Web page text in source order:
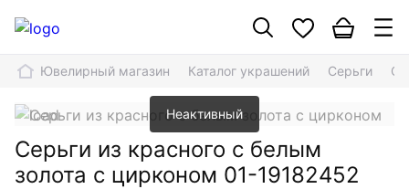
Ювелирный магазин Каталог украшений Серьги
Неактивный
Серьги из красного с белым
золота с цирконом 01-19182452